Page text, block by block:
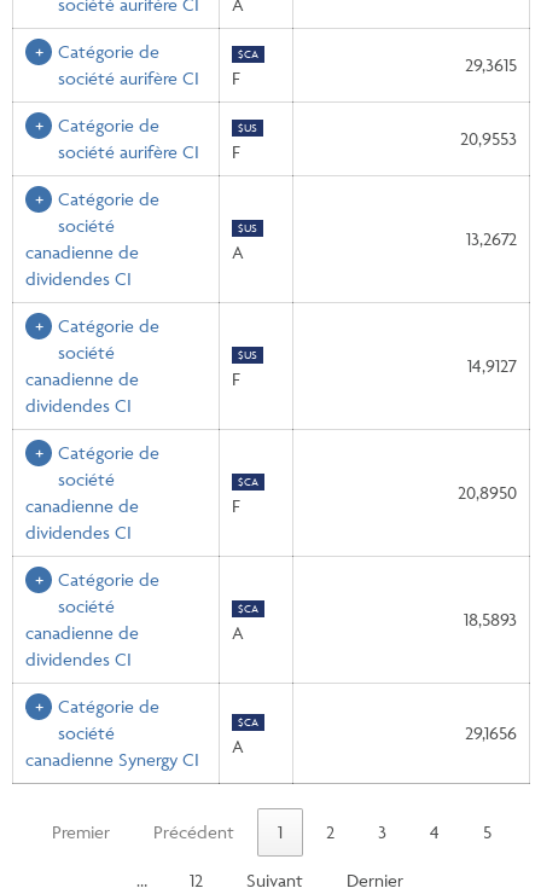
société aurifère CI A
Catégorie de
société aurifère CI
$CA
F
29,3615
Catégorie de
société aurifère CI
$US
F
20,9553
Catégorie de
société
canadienne de
dividendes CI
$US
A
13,2672
Catégorie de
société
canadienne de
dividendes CI
$US
F
14,9127
Catégorie de
société
canadienne de
dividendes CI
$CA
F
20,8950
Catégorie de
société
canadienne de
dividendes CI
$CA
A
18,5893
Catégorie de
société
canadienne Synergy CI
$CA
A
29,1656
Premier Précédent 1 2 3 4 5
… 12 Suivant Dernier